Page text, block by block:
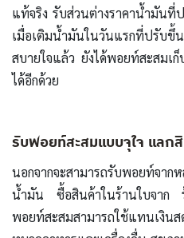
แท้จริง รับส่วนต่างราคาน้ำมัน
เมื่อเติมน้ำมันในวันแรกที่ปรับ
สบายใจแล้ว ยังได้พอยท์สะสมเ
ได้อีกด้วย
รับพอยท์สะสมแบบจุใจ แลก
นอกจากจะสามารถรับพอยท์จา
น้ำมัน ซื้อสินค้าในร้านใบจาก
พอยท์สะสมสามารถใช้แทนเงิ